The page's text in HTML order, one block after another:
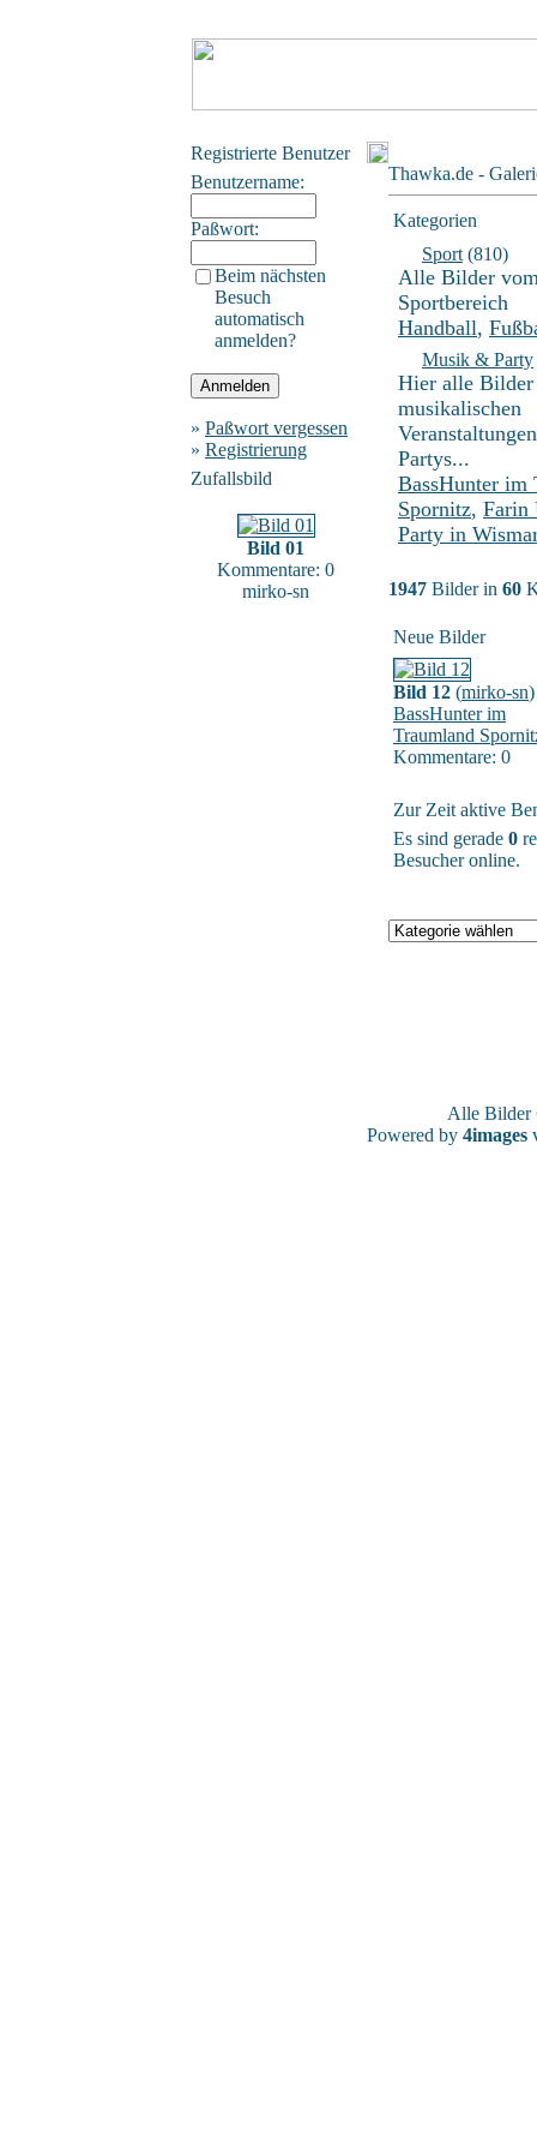
Registrierte Benutzer
Benutzername:
Paßwort:
Beim nächsten
Besuch
automatisch
anmelden?
» Paßwort vergessen
» Registrierung
Zufallsbild
Bild 01
Kommentare: 0
mirko-sn
Thawka.de -
Kategorien
Sport (810)
Alle Bilder
Sportbereich
Handball,
Musik & Party
Hier alle
musikalischen
Partys...
BassHunter im
Spornitz, Farin
Party in
1947 Bilder in 60
Neue Bilder
Bild 12 (mirko-sn)
BassHunter im
Traumland
Kommentare: 0
Zur Zeit aktive
Es sind gerade 0
Besucher online.
Alle
Powered by 4images